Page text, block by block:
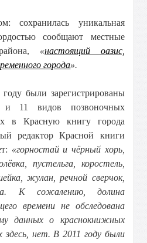
сохранилась уникальная
сообщают местные
«настоящий оазис,
города».
были зарегистрированы
и 11 видов позвоночных
в Красную книгу города
редактор Красной книги
«горностай и чёрный хорь,
пустельга, коростель,
жулан, речной сверчок,
К сожалению, долина
времени не обследована
данных о краснокнижных
нет. В 2011 году были